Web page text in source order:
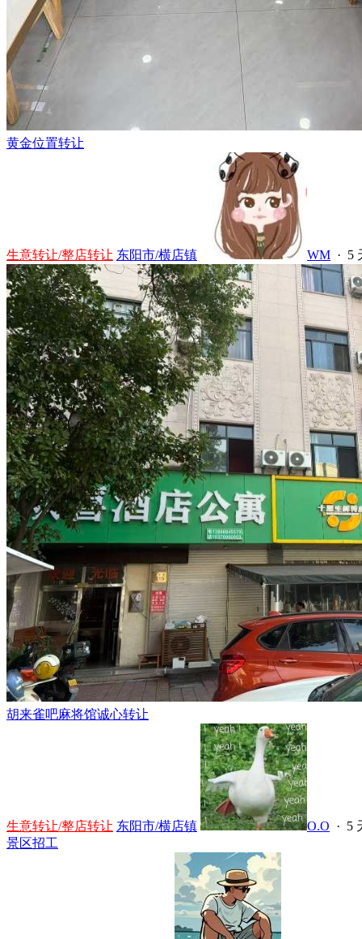
黄金位置转让
生意转让/整店转让 东阳市/横店镇 WM · 5
胡来雀吧麻将馆诚心转让
生意转让/整店转让 东阳市/横店镇 O.O · 5
景区招工